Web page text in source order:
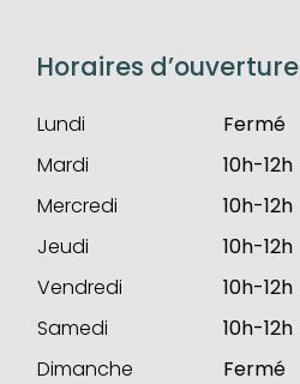
Horaires d’ouverture
Lundi Fermé
Mardi
10h-12h
Mercredi
10h-12h
Jeudi
10h-12h
Vendredi
10h-12h
Samedi
10h-12h
Dimanche
Fermé